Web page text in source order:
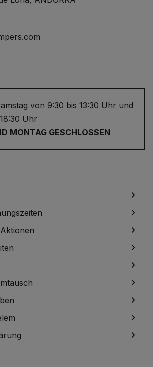
von 9:30 bis 13:30 Uhr und
Uhr
MONTAG GESCHLOSSEN